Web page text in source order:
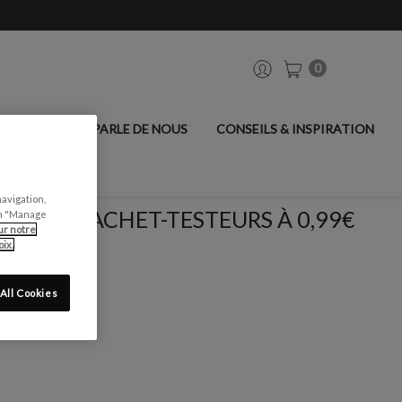
0
ON PARLE DE NOUS CONSEILS & INSPIRATION
SACHET-TESTEURS À 0,99€
"Manage
notre
Cookies